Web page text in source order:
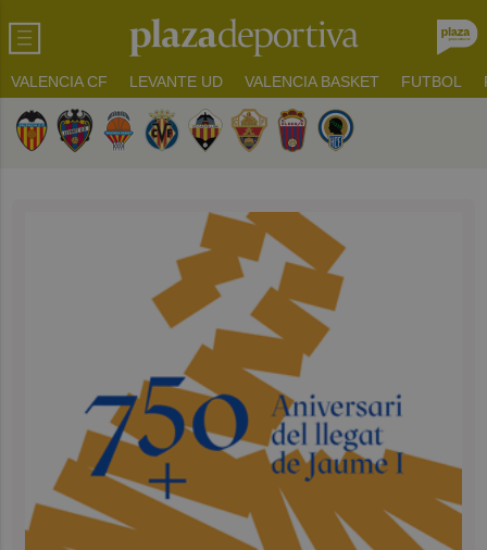
VALENCIA CF LEVANTE UD VALENCIA BASKET FUTBOL